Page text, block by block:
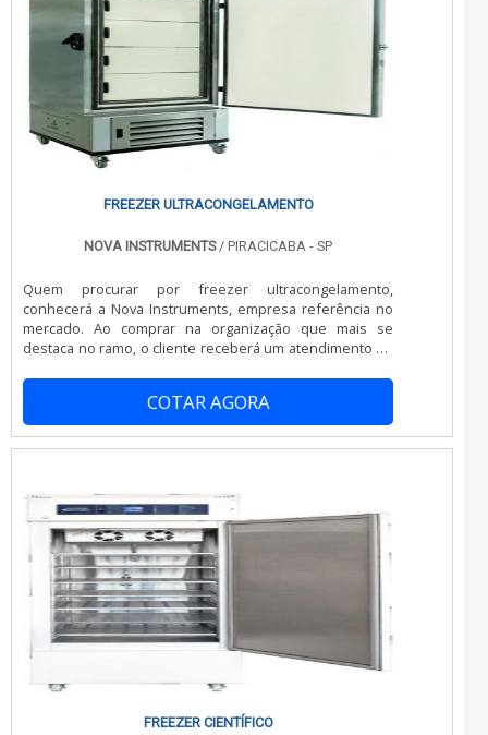
escritório de alta qualidade onde são realizadas as
atividades e equipamentos de última geração, tudo isso
para oferecer freezer ultracongelamento preço justo
com excelente custo-benefício.Há muitas maneiras
eficientes de uma companhia demonstrar competência,
excelência e destaque em sua área de atuação. A Nova
Instruments se mostra referência por ter: Atendimento
personalizado; Colaboradores eficientes; Preço justo;
Ampla experiência no ramo.Ainda focando em freezer
apenas lucratividade, deve oferecer produtos e serviços
benefício, características simples, mas que mostram o
isso que já foi explorado é a razão pela qual a Nova
Instruments é uma empresa inovadora quando se fala
do segmento de equipamentos hospitalares. O foco é
oferecer a tecnologia e desenvolvimento no que gera
resultado e qualidade para os clientes.A MELHOR
EMPRESA NO SEGMENTOSomente na Nova Instruments
sempre tem a solução mais buscada na área de
equipamentos hospitalares. Os clientes encontram itens
como freezer para vacinas e ultrafreezer com ótima
investir em equipamentos modernos, que se ajustam a
qualquer necessidade. A Nova Instruments é uma
empresa que tem sido apontada de forma positiva no
mercado pela idoneidade em tudo que faz, o que
garante a melhor experiência para parceiros novos e
antigos....
FREEZER ULTRACONGELAMENTO
NOVA INSTRUMENTS / PIRACICABA - SP
Quem procurar por freezer ultracongelamento,
conhecerá a Nova Instruments, empresa referência no
mercado. Ao comprar na organização que mais se
destaca no ramo, o cliente receberá um atendimento de
solucionem qualquer demanda.MAIS SOBRE FREEZER
ULTRACONGELAMENTOQuem quer encontrar freezer
ultracongelamento em uma empresa comprometida com
seus serviços, acha o site da Nova Instruments. Atuando
disponibiliza tudo o que há de mais moderno para
garantir bons resultados aos clientes.Sem perder o foco
em freezer ultracongelamento, mais do que visar
apenas lucratividade, deve oferecer produtos e serviços
que tenham ótima qualidade e proteção, detalhes
primordiais que são deixados de lado por muitas
empresas que não focam na fidelização do cliente.É
importante lembrar que o produto deve sempre ser
adquirido com companhias especializadas no segmento.
Esse tipo de cuidado ajuda a garantir a qualidade e
substituições frequentes de produtos que não
COTAR AGORA
FREEZER CIENTÍFICO